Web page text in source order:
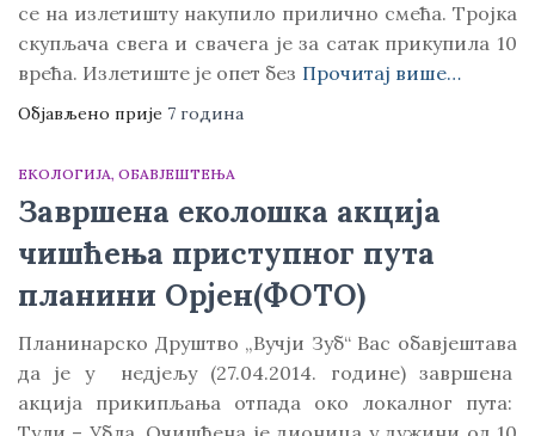
се на излетишту накупило прилично смећа. Тројка
скупљача свега и свачега је за сатак прикупила 10
врећа. Излетиште је опет без Прочитај више…
Објављено прије 7 година
ЕКОЛОГИЈА ОБАВЈЕШТЕЊА
Завршена еколошка акција
чишћења приступног пута
планини Орјен(ФОТО)
Планинарско Друштво „Вучји Зуб“ Вас обавјештава
да је у недјељу (27.04.2014. године) завршена
акција прикипљања отпада око локалног пута: